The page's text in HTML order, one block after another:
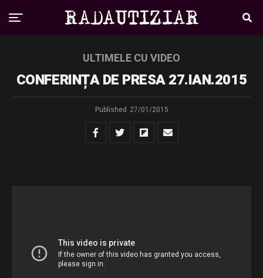
ULTIMELE CU VIDEO
CONFERINȚA DE PRESA 27.IAN.2015
Published 27/01/2015